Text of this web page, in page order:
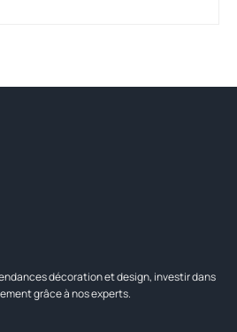
décoration et design, investir dans
grâce à nos experts.